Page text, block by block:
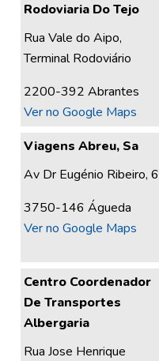
Rodoviaria Do Tejo
Rua Vale do Aipo,
Terminal Rodoviário
2200-392 Abrantes
Ver no Google Maps
Viagens Abreu, Sa
Av Dr Eugénio Ribeiro, 6
3750-146 Águeda
Ver no Google Maps
Centro Coordenador
De Transportes
Albergaria
Rua Jose Henrique